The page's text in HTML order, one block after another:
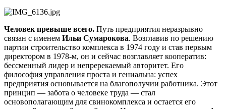
Человек превыше всего. Путь предприятия неразрывно
связан с именем Ильи Сумарокова. Возглавив по решению
партии строительство комплекса в 1974 году и став первым
директором в 1978-м, он и сейчас возглавляет кооператив:
бессменный лидер и непререкаемый авторитет. Его
философия управления проста и гениальна: успех
предприятия основывается на благополучии работника. Этот
принцип — забота о человеке труда — стал
основополагающим для свинокомплекса и остается его